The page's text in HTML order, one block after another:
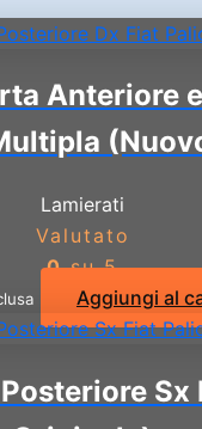
Anteriore
Lamierati
Valutato
0su 5
Aggiungi al